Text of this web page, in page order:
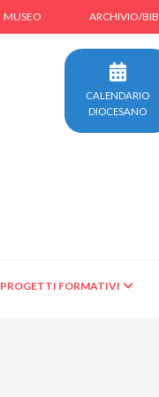
MUSEO ARCHIVIO/
CALENDARIO
DIOCESANO
PROGETTI FORMATIVI